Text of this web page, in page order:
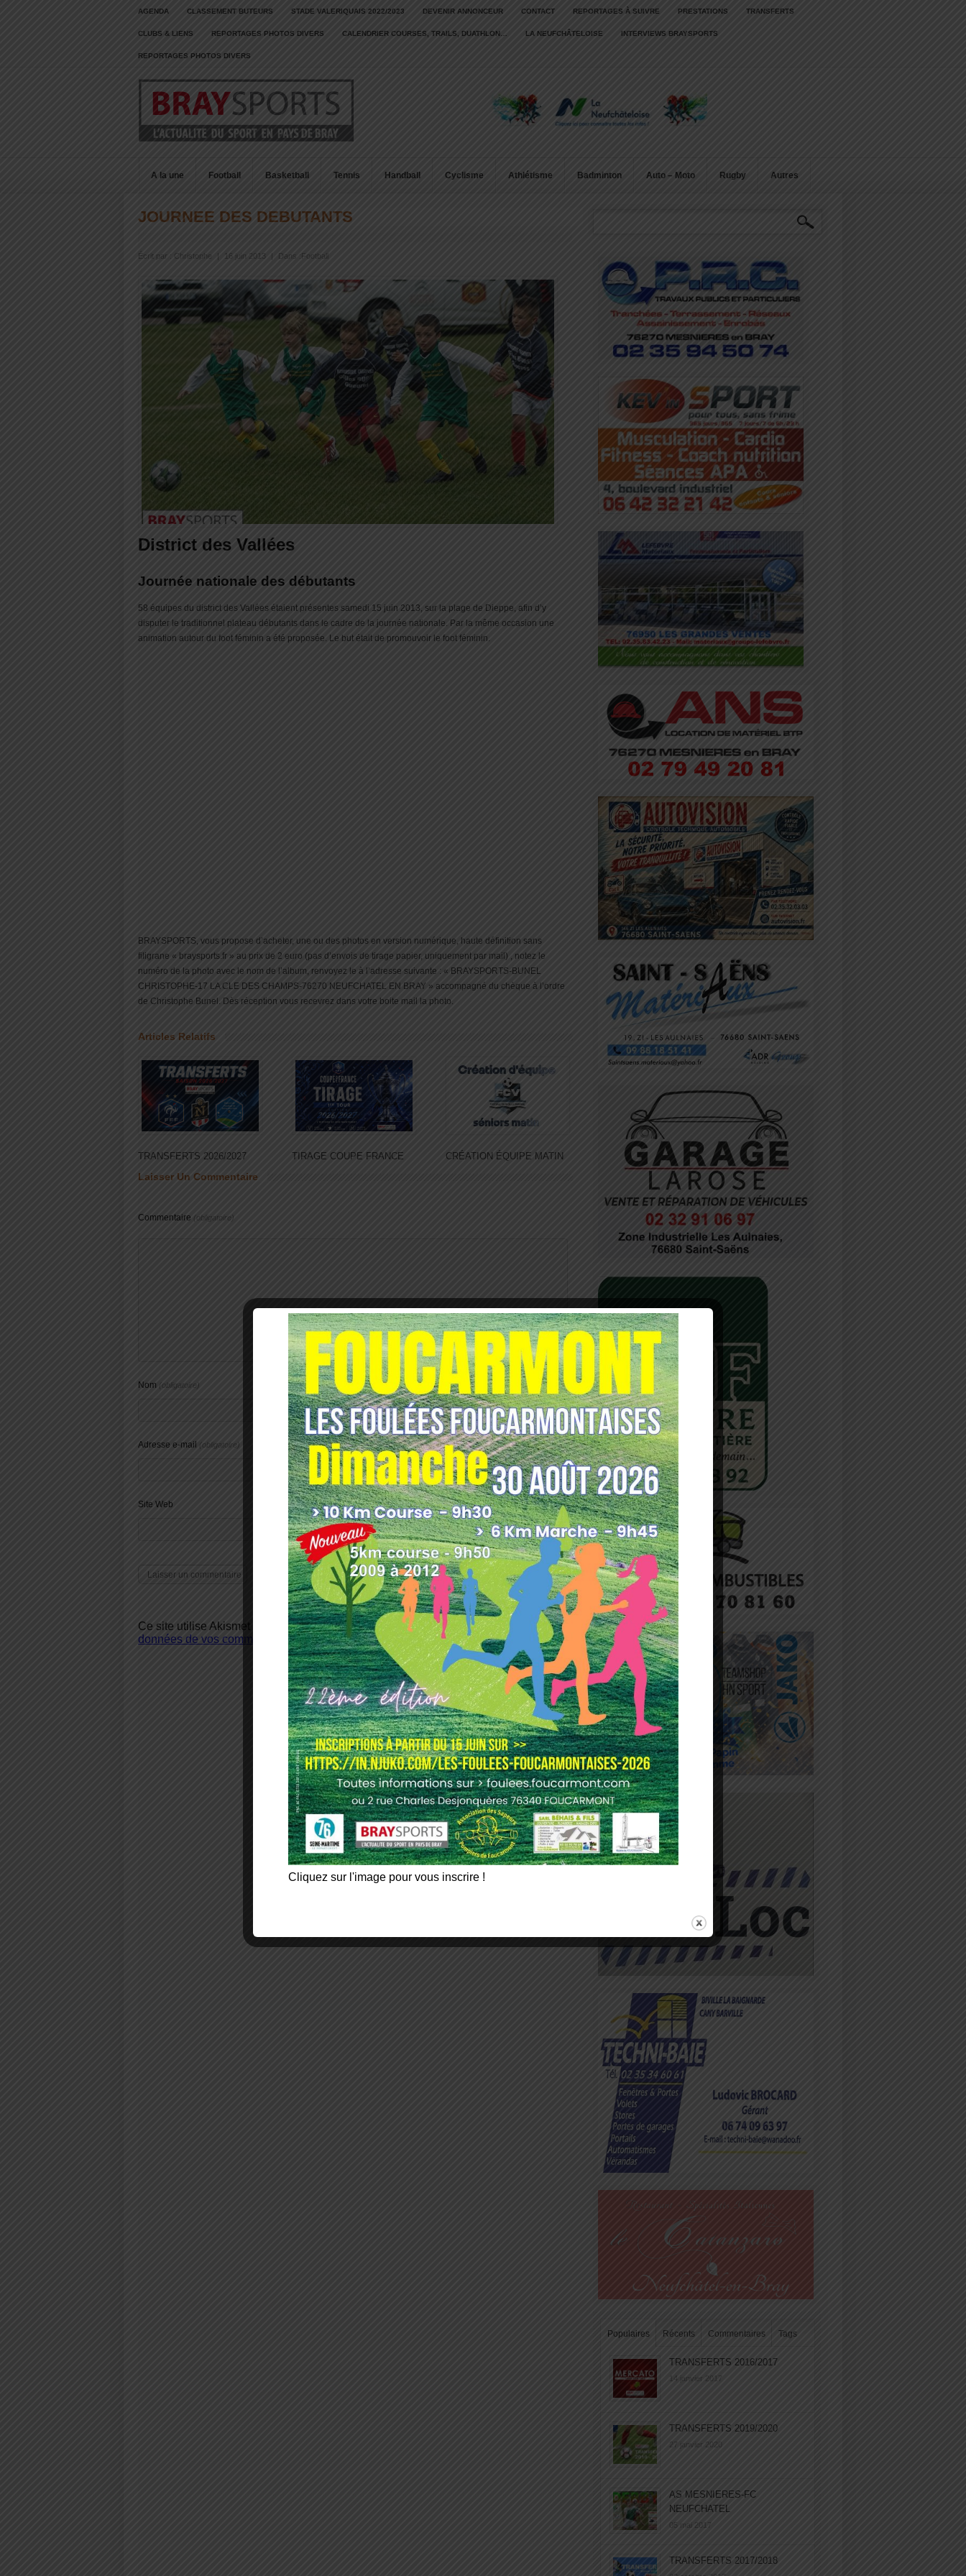
AGENDA CLASSEMENT BUTEURS STADE VALERIQUAIS 2022/2023 DEVENIR ANNONCEUR CONTACT REPORTAGES À SUIVRE PRESTATIONS TRANSFERTS
CLUBS & LIENS REPORTAGES PHOTOS DIVERS CALENDRIER COURSES, TRAILS, DUATHLON… LA NEUFCHÂTELOISE INTERVIEWS BRAYSPORTS
REPORTAGES PHOTOS DIVERS
A la une Football Basketball Tennis Handball Cyclisme Athlétisme Badminton Auto – Moto Rugby Autres
JOURNEE DES DEBUTANTS
Écrit par : Christophe 16 juin 2013 | Dans : Football
District des Vallées
Journée nationale des débutants
58 équipes du district des Vallées étaient présentes samedi 15 juin 2013, sur la plage de Dieppe, afin d’y
disputer le traditionnel plateau débutants dans le cadre de la journée nationale. Par la même occasion une
animation autour du foot féminin a été proposée. Le but était de promouvoir le foot féminin.
BRAYSPORTS, vous propose d’acheter, une ou des photos en version numérique, haute définition sans
filigrane « braysports.fr » au prix de 2 euro (pas d’envois de tirage papier, uniquement par mail) , notez le
numéro de la photo avec le nom de l’album, renvoyez le à l’adresse suivante : « BRAYSPORTS-BUNEL
CHRISTOPHE-17 LA CLE DES CHAMPS-76270 NEUFCHATEL EN BRAY » accompagné du chèque à l’ordre
de Christophe Bunel. Dès réception vous recevrez dans votre boite mail la photo.
Articles Relatifs
TRANSFERTS 2026/2027 TIRAGE COUPE FRANCE CRÉATION ÉQUIPE MATIN
Laisser Un Commentaire
Commentaire (obligatoire)
Nom (obligatoire)
Adresse e-mail (obligatoire)
Site Web
Ce site utilise Akismet pour réduire les indésirables.En savoir plus sur comment les
données de vos commentaires sont utilisées.
Populaires Récents Commentaires Tags
TRANSFERTS 2016/2017
14 janvier 2017
TRANSFERTS 2019/2020
27 janvier 2020
AS MESNIERES-FC
NEUFCHATEL
05 mai 2017
TRANSFERTS 2017/2018
Cliquez sur l'image pour vous inscrire !